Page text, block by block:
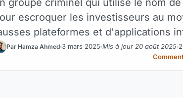
escroquer les investisseurs au
plateformes et d'applications
Par Hamza Ahmed 3 mars 2025 Mis à jour 20 août 2025